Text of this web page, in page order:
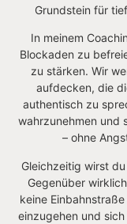
Grundstein für
In meinem
Blockaden zu
zu stärken. Wir
aufdecken, die
authentisch zu
wahrzunehmen und
– ohne
Gleichzeitig wirst
Gegenüber
keine
einzugehen und